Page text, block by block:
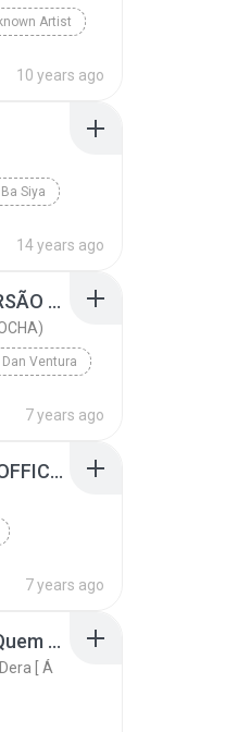
Artist
10 years ago
Siya
14 years ago
CANETA AZUL CLIPE OFICIAL (VERSÃO ARROCHA)
Dan Ventura
7 years ago
อย่าฟ้าวได้บ่ | พลอย ศศิธร【AUDIO OFFICIAL】
7 years ago
Jerry Smith - Deus me Livre, Mais Quem me Dera [ Á
[ Á